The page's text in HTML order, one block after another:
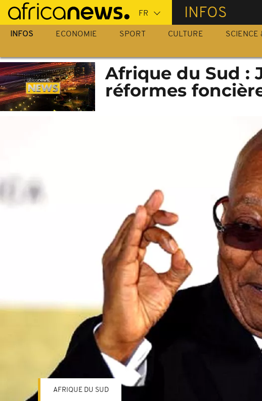
Passer
au
contenu
INFOS
INFOS ECONOMIE SPORT CULTURE SCIENCE
Afrique du Sud :
réformes
AFRIQUE DU SUD